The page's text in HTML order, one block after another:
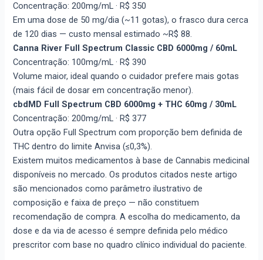
Concentração: 200mg/mL · R$ 350
Em uma dose de 50 mg/dia (~11 gotas), o frasco dura cerca
de 120 dias — custo mensal estimado ~R$ 88.
Canna River Full Spectrum Classic CBD 6000mg / 60mL
Concentração: 100mg/mL · R$ 390
Volume maior, ideal quando o cuidador prefere mais gotas
(mais fácil de dosar em concentração menor).
cbdMD Full Spectrum CBD 6000mg + THC 60mg / 30mL
Concentração: 200mg/mL · R$ 377
Outra opção Full Spectrum com proporção bem definida de
THC dentro do limite Anvisa (≤0,3%).
Existem muitos medicamentos à base de Cannabis medicinal
disponíveis no mercado. Os produtos citados neste artigo
são mencionados como parâmetro ilustrativo de
composição e faixa de preço — não constituem
recomendação de compra. A escolha do medicamento, da
dose e da via de acesso é sempre definida pelo médico
prescritor com base no quadro clínico individual do paciente.